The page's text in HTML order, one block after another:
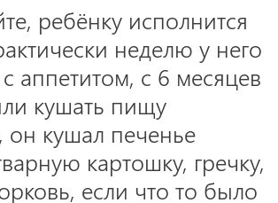
ребёнку исполнится
неделю у него
аппетитом, с 6 месяцев
кушать пищу
он кушал печенье
картошку, гречку,
если что то было